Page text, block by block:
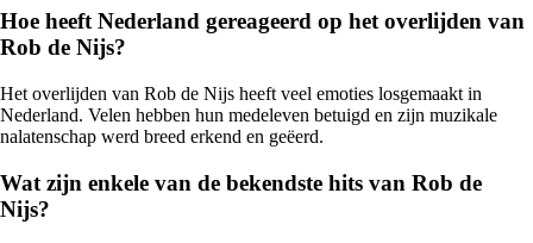
Hoe heeft Nederland gereageerd op het overlijden van
Rob de Nijs?
Het overlijden van Rob de Nijs heeft veel emoties losgemaakt in
Nederland. Velen hebben hun medeleven betuigd en zijn muzikale
nalatenschap werd breed erkend en geëerd.
Wat zijn enkele van de bekendste hits van Rob de
Nijs?